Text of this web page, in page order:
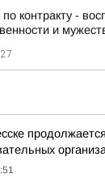
контракту -
и